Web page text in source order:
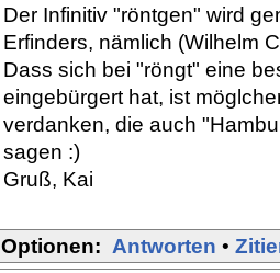
Der Infinitiv "röntgen" wird
Erfinders, nämlich (Wilhelm
Dass sich bei "röngt" eine
eingebürgert hat, ist
verdanken, die auch
sagen :)
Gruß, Kai
Optionen: Antworten •